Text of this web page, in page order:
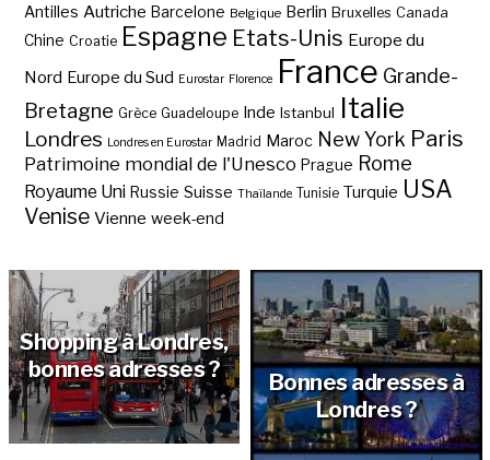
Antilles Autriche Barcelone Belgique Berlin Bruxelles Canada
Chine Croatie Espagne Etats-Unis Europe du
Nord Europe du Sud Eurostar Florence France Grande-
Bretagne Grèce Guadeloupe Inde Istanbul Italie
Londres Londres en Eurostar Madrid Maroc New York Paris
Patrimoine mondial de l'Unesco Prague Rome
Royaume Uni Russie Suisse Thaïlande Tunisie Turquie USA
Venise Vienne week-end
Shopping à Londres,
bonnes adresses ?
Bonnes adresses à
Londres ?